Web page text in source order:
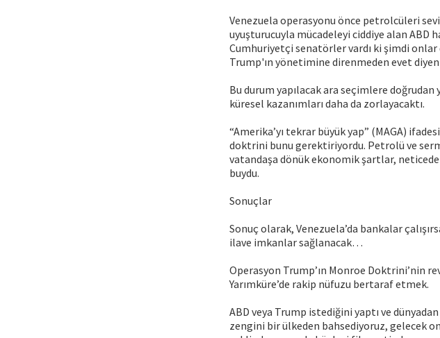
Venezuela operasyonu önce petrolcüleri
uyuşturucuyla mücadeleyi ciddiye alan ABD
Cumhuriyetçi senatörler vardı ki şimdi onlar
Trump'ın yönetimine direnmeden evet diyen
Bu durum yapılacak ara seçimlere
küresel kazanımları daha da zorlayacaktı.
“Amerika’yı tekrar büyük yap” (MAGA)
doktrini bunu gerektiriyordu. Petrolü ve
vatandaşa dönük ekonomik şartlar,
buydu.
Sonuçlar
Sonuç olarak, Venezuela’da bankalar
ilave imkanlar sağlanacak…
Operasyon Trump’ın Monroe Doktrini’nin
Yarımküre’de rakip nüfuzu bertaraf etmek.
ABD veya Trump istediğini yaptı ve
zengini bir ülkeden bahsediyoruz, gelecek